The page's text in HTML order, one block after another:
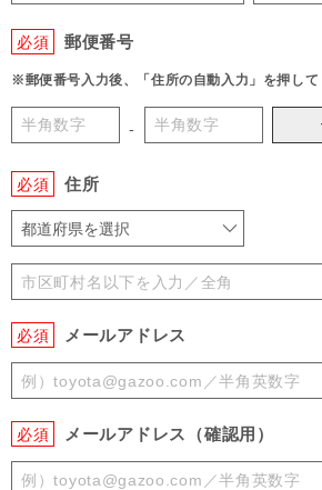
必須 郵便番号
※郵便番号入力後、「住所の自動入力」を押して
-
必須 住所
都道府県を選択
必須 メールアドレス
必須 メールアドレス（確認用）